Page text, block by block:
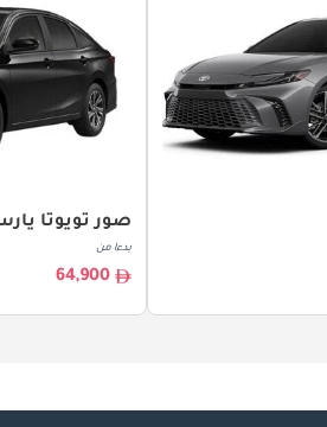
صور تويوتا
بدءا من
64,900